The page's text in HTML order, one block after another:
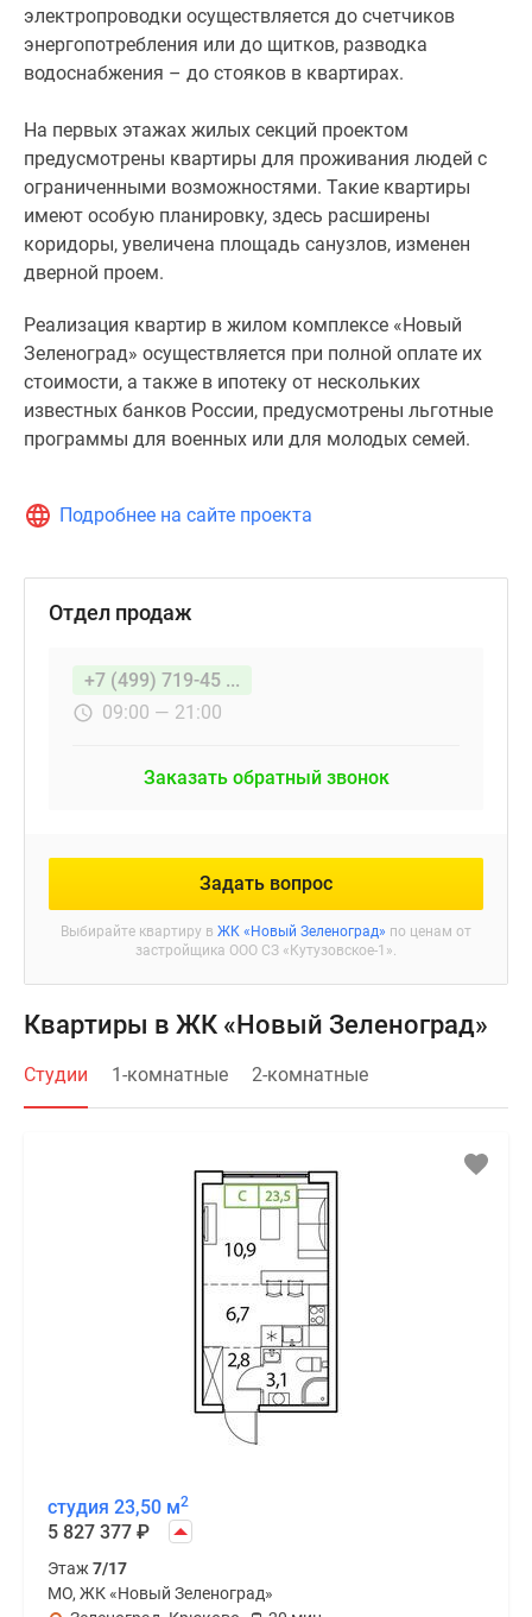
электропроводки осуществляется до счетчиков
энергопотребления или до щитков, разводка
водоснабжения – до стояков в квартирах.
На первых этажах жилых секций проектом
предусмотрены квартиры для проживания людей с
ограниченными возможностями. Такие квартиры
имеют особую планировку, здесь расширены
коридоры, увеличена площадь санузлов, изменен
дверной проем.
Реализация квартир в жилом комплексе «Новый
Зеленоград» осуществляется при полной оплате их
стоимости, а также в ипотеку от нескольких
известных банков России, предусмотрены льготные
программы для военных или для молодых семей.
Подробнее на сайте проекта
Отдел продаж
+7 (499) 719-45 ...
09:00 — 21:00
Заказать обратный звонок
Задать вопрос
Выбирайте квартиру в ЖК «Новый Зеленоград» по ценам от
застройщика ООО СЗ «Кутузовское-1».
Квартиры в ЖК «Новый Зеленоград»
Студии 1-комнатные 2-комнатные
студия 23,50 м2
5 827 377 ₽
Этаж 7/17
МО, ЖК «Новый Зеленоград»